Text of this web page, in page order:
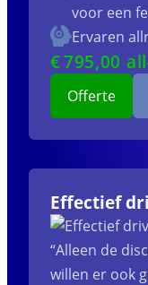
voor een
Ervaren
€795,00
Offerte
Effectief
“Alleen de
willen er ook